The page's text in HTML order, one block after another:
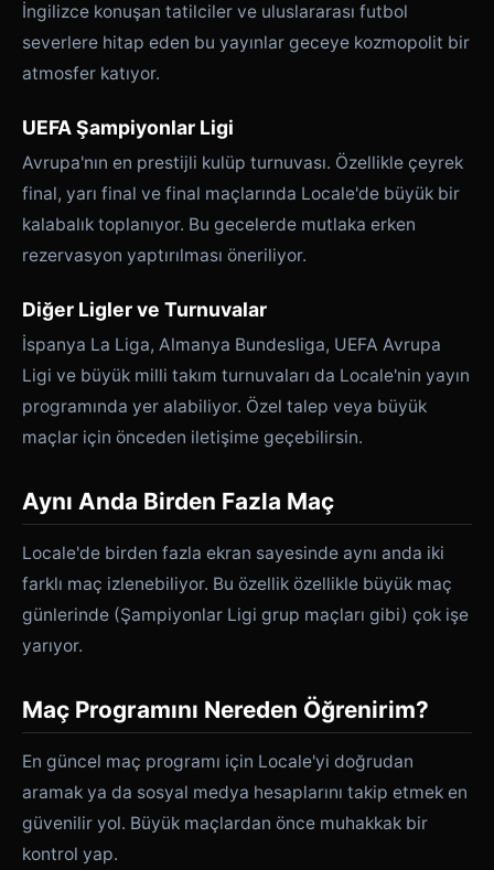
İngilizce konuşan tatilciler ve uluslararası futbol
severlere hitap eden bu yayınlar geceye kozmopolit bir
atmosfer katıyor.
UEFA Şampiyonlar Ligi
Avrupa'nın en prestijli kulüp turnuvası. Özellikle çeyrek
final, yarı final ve final maçlarında Locale'de büyük bir
kalabalık toplanıyor. Bu gecelerde mutlaka erken
rezervasyon yaptırılması öneriliyor.
Diğer Ligler ve Turnuvalar
İspanya La Liga, Almanya Bundesliga, UEFA Avrupa
Ligi ve büyük milli takım turnuvaları da Locale'nin yayın
programında yer alabiliyor. Özel talep veya büyük
maçlar için önceden iletişime geçebilirsin.
Aynı Anda Birden Fazla Maç
Locale'de birden fazla ekran sayesinde aynı anda iki
farklı maç izlenebiliyor. Bu özellik özellikle büyük maç
günlerinde (Şampiyonlar Ligi grup maçları gibi) çok işe
yarıyor.
Maç Programını Nereden Öğrenirim?
En güncel maç programı için Locale'yi doğrudan
aramak ya da sosyal medya hesaplarını takip etmek en
güvenilir yol. Büyük maçlardan önce muhakkak bir
kontrol yap.